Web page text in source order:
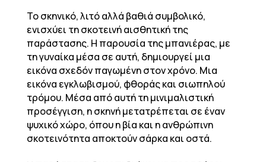
Το σκηνικό, λιτό αλλά βαθιά συμβολικό,
ενισχύει τη σκοτεινή αισθητική της
παράστασης. Η παρουσία της μπανιέρας, με
τη γυναίκα μέσα σε αυτή, δημιουργεί μια
εικόνα σχεδόν παγωμένη στον χρόνο. Μια
εικόνα εγκλωβισμού, φθοράς και σιωπηλού
τρόμου. Μέσα από αυτή τη μινιμαλιστική
προσέγγιση, η σκηνή μετατρέπεται σε έναν
ψυχικό χώρο, όπου η βία και η ανθρώπινη
σκοτεινότητα αποκτούν σάρκα και οστά.